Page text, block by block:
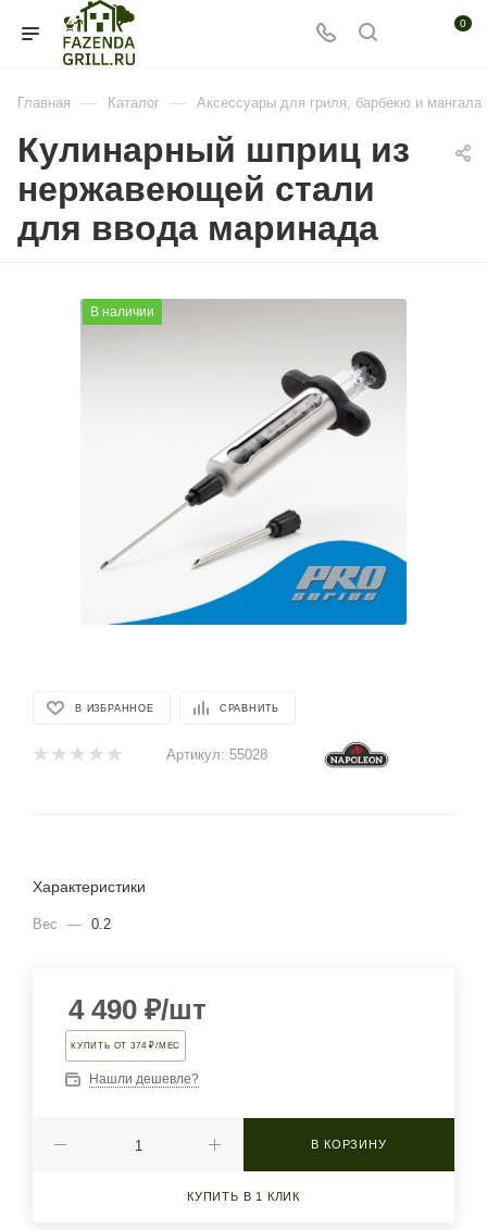
0
Главная — Каталог — Аксессуары для гриля, барбекю и мангала
Кулинарный шприц из
нержавеющей стали
для ввода маринада
В наличии
В ИЗБРАННОЕ СРАВНИТЬ
Артикул: 55028
Характеристики
Вес — 0.2
4 490 ₽/шт
КУПИТЬ ОТ 374 ₽/МЕС
Нашли дешевле?
В КОРЗИНУ
КУПИТЬ В 1 КЛИК